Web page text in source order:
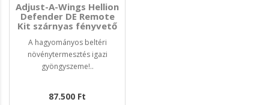
Adjust-A-Wings Hellion
Defender DE Remote
Kit szárnyas fényvető
A hagyományos beltéri
növénytermesztés igazi
gyöngyszeme!..
87.500 Ft